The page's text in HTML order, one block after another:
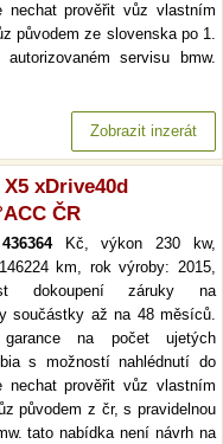
prověřit vůz vlastním
původem ze slovenska po 1.
servisu bmw.
Zobrazit inzerát
X5 xDrive40d
ČR
436364Kč, výkon 230 kw,
km, rok výroby: 2015,
dokoupení záruky na
součástky až na 48 měsíců.
garance na počet ujetých
s možností nahlédnutí do
prověřit vůz vlastním
původem z čr, s pravidelnou
tato nabídka není návrh na